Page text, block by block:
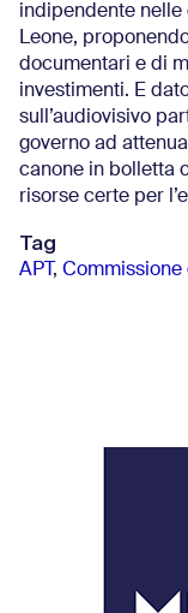
indipendente nelle
Leone,
documentari e di
investimenti. E
sull’audiovisivo
governo ad
canone in bolletta
risorse certe per
Tag
APT , Commissione